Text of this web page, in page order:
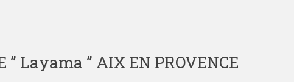
” Layama ” AIX EN PROVENCE